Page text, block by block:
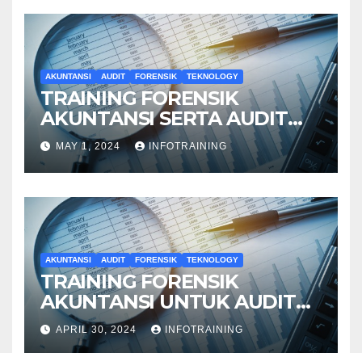
AKUNTANSI AUDIT FORENSIK TEKNOLOGY
TRAINING FORENSIK
AKUNTANSI SERTA AUDIT
PENYELIDIKAN
MAY 1, 2024 INFOTRAINING
AKUNTANSI AUDIT FORENSIK TEKNOLOGY
TRAINING FORENSIK
AKUNTANSI UNTUK AUDIT
INVESTIGATIF
APRIL 30, 2024 INFOTRAINING